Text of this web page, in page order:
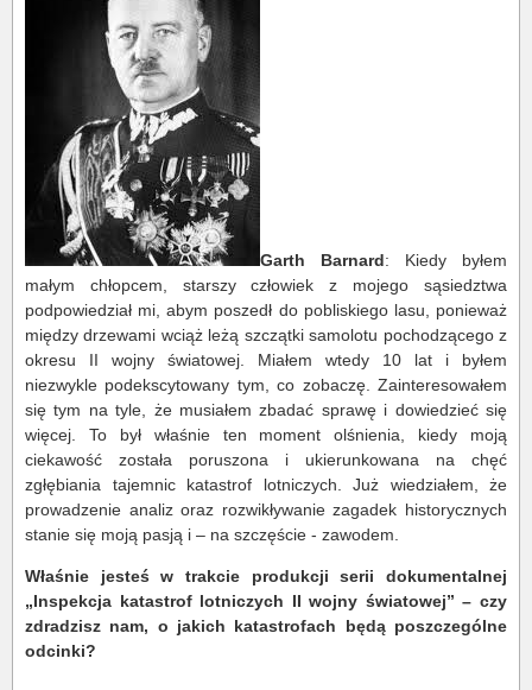
Garth Barnard: Kiedy byłem
małym chłopcem, starszy człowiek z mojego sąsiedztwa
podpowiedział mi, abym poszedł do pobliskiego lasu, ponieważ
między drzewami wciąż leżą szczątki samolotu pochodzącego z
okresu II wojny światowej. Miałem wtedy 10 lat i byłem
niezwykle podekscytowany tym, co zobaczę. Zainteresowałem
się tym na tyle, że musiałem zbadać sprawę i dowiedzieć się
więcej. To był właśnie ten moment olśnienia, kiedy moją
ciekawość została poruszona i ukierunkowana na chęć
zgłębiania tajemnic katastrof lotniczych. Już wiedziałem, że
prowadzenie analiz oraz rozwikływanie zagadek historycznych
stanie się moją pasją i – na szczęście - zawodem.
Właśnie jesteś w trakcie produkcji serii dokumentalnej
„Inspekcja katastrof lotniczych II wojny światowej” – czy
zdradzisz nam, o jakich katastrofach będą poszczególne
odcinki?